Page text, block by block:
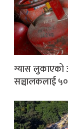
ग्यास लुकाएको
सञ्चालकलाई